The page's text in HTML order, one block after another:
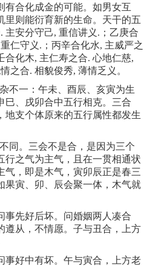
有合化成金的可能。如男女互
里则能衍育新的生命。天干的五
主安分守己, 重信讲义.；乙庚合
仁守义.；丙辛合化水, 主威严之
合化木, 主仁寿之合. 心地仁慈,
之合. 相貌俊秀, 薄情乏义。
不一：午未、酉辰、亥寅为生
巳、戌卯合中五行相克。三合
地支个体原来的五行属性都发生
同。三会不是合，是因为三个
行之气为主气，且在一贯相通状
气，即是木气，寅卯辰正是春三
果寅、卯、辰会聚一体，木气就
事先好后坏。问婚姻两人凑合
遵从，不情愿。子与丑合，上方
。
事好中有坏。午与寅合，上方老